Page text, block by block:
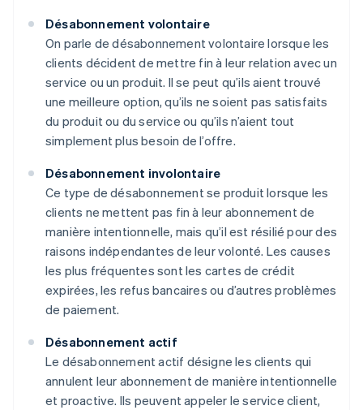
Désabonnement volontaire
On parle de désabonnement volontaire lorsque les
clients décident de mettre fin à leur relation avec un
service ou un produit. Il se peut qu’ils aient trouvé
une meilleure option, qu’ils ne soient pas satisfaits
du produit ou du service ou qu’ils n’aient tout
simplement plus besoin de l’offre.
Désabonnement involontaire
Ce type de désabonnement se produit lorsque les
clients ne mettent pas fin à leur abonnement de
manière intentionnelle, mais qu’il est résilié pour des
raisons indépendantes de leur volonté. Les causes
les plus fréquentes sont les cartes de crédit
expirées, les refus bancaires ou d’autres problèmes
de paiement.
Désabonnement actif
Le désabonnement actif désigne les clients qui
annulent leur abonnement de manière intentionnelle
et proactive. Ils peuvent appeler le service client,